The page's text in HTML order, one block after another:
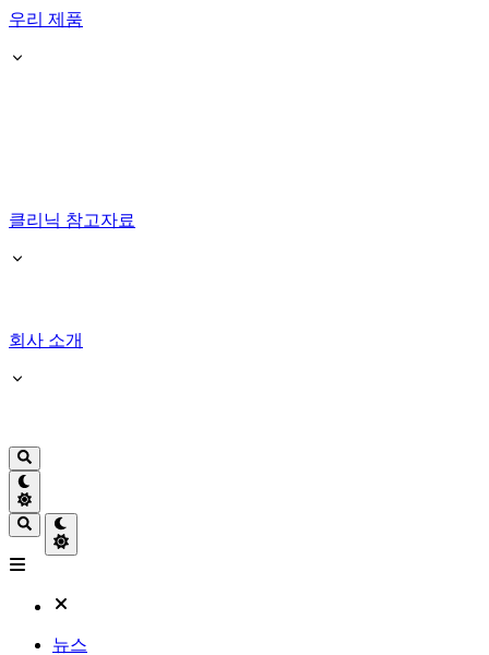
우리 제품
클리닉 참고자료
회사 소개
뉴스